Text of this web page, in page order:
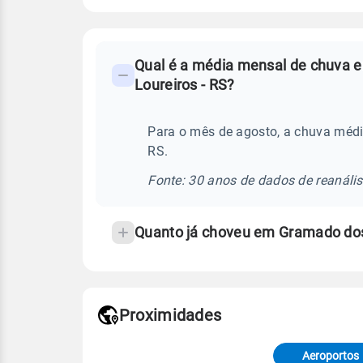
Perguntas
Qual é a média mensal de chuva
Loureiros - RS?
Para o mês de agosto, a chuva
RS.
Fonte: 30 anos de dados de
Quanto já choveu em Gramado
de Tempo e Estudos Climáticos
Proximidades
Aeroportos